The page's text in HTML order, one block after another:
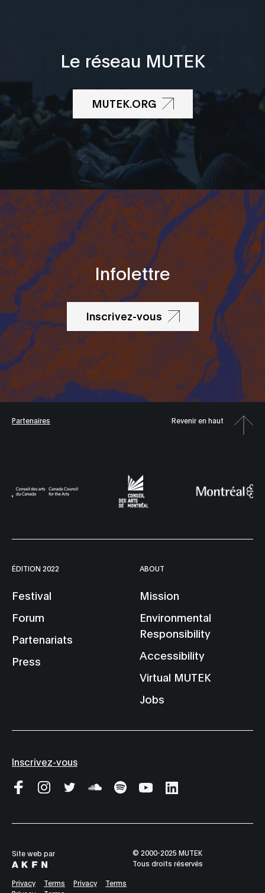
Le réseau MUTEK
MUTEK.ORG
Infolettre
Inscrivez-vous
Partenaires Revenir en haut
ÉDITION 2022
Festival
Forum
Partenariats
Press
ABOUT
Mission
Environmental
Responsibility
Accessibility
Virtual MUTEK
Jobs
Inscrivez-vous
Site web par
© 2000-2025 MUTEK
Tous droits réservés
Privacy Terms Privacy
Terms